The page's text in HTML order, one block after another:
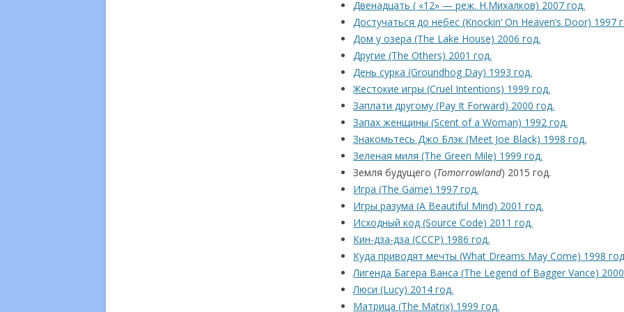
Двенадцать ( «12» — реж. Н.Михалков) 2007 год.
Достучаться до небес (Knockin’ On Heaven’s Door) 1997
Дом у озера (The Lake House) 2006 год.
Другие (The Others) 2001 год.
День сурка (Groundhog Day) 1993 год.
Жестокие игры (Cruel Intentions) 1999 год.
Заплати другому (Pay It Forward) 2000 год.
Запах женщины (Scent of a Woman) 1992 год.
Знакомьтесь Джо Блэк (Meet Joe Black) 1998 год.
Зеленая миля (The Green Mile) 1999 год.
Земля будущего (Tomorrowland) 2015 год.
Игра (The Game) 1997 год.
Игры разума (A Beautiful Mind) 2001 год.
Исходный код (Source Code) 2011 год.
Кин-дза-дза (СССР) 1986 год.
Куда приводят мечты (What Dreams May Come) 1998
Лигенда Багера Ванса (The Legend of Bagger Vance)
Люси (Lucy) 2014 год.
Матрица (The Matrix) 1999 год.